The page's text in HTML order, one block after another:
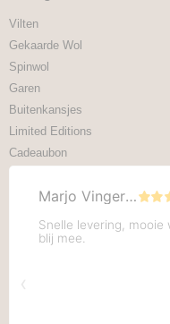
Vilten
Gekaarde Wol
Spinwol
Garen
Buitenkansjes
Limited Editions
Cadeaubon